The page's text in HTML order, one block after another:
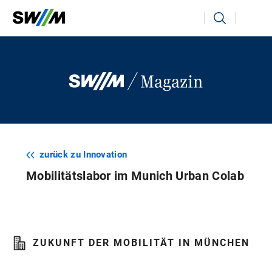
Ihr Suchbegriff Suchen
zurück zu Innovation
Mobilitätslabor im Munich Urban Colab
ZUKUNFT DER MOBILITÄT IN MÜNCHEN